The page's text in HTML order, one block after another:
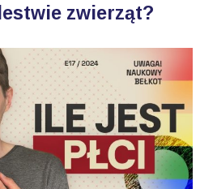
zwierząt?